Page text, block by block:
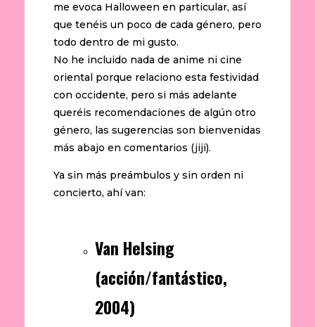
me evoca Halloween en particular, así
que tenéis un poco de cada género, pero
todo dentro de mi gusto.
No he incluido nada de anime ni cine
oriental porque relaciono esta festividad
con occidente, pero si más adelante
queréis recomendaciones de algún otro
género, las sugerencias son bienvenidas
más abajo en comentarios (jiji).
Ya sin más preámbulos y sin orden ni
concierto, ahí van:
Van Helsing
(acción/fantástico,
2004)